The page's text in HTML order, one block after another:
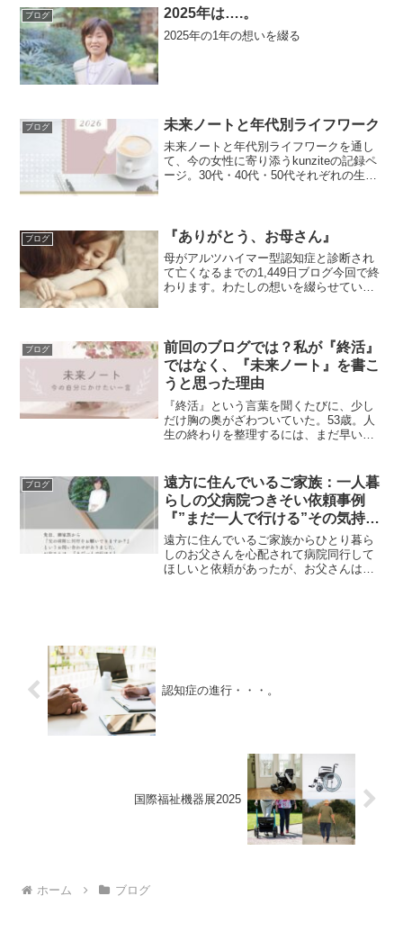
方をお届けいたします。
ブログ 2025年は….。
2025年の1年の想いを綴る
ブログ 未来ノートと年代別ライフワーク
未来ノートと年代別ライフワークを通し
て、今の女性に寄り添うkunziteの記録ペ
ージ。30代・40代・50代それぞれの生き
ブログ 『ありがとう、お母さん』
母がアルツハイマー型認知症と診断され
て亡くなるまでの1,449日ブログ今回で終
わります。わたしの想いを綴らせていた
ブログ
前回のブログでは？私が『終活』
ではなく、『未来ノート』を書こ
うと思った理由
『終活』という言葉を聞くたびに、少し
だけ胸の奥がざわついていた。53歳。人
生の終わりを整理するには、まだ早いき
ブログ
遠方に住んでいるご家族：一人暮
らしの父病院つきそい依頼事例
『”まだ一人で行ける”その気持ち
のそばで』
遠方に住んでいるご家族からひとり暮ら
しのお父さんを心配されて病院同行して
ほしいと依頼があったが、お父さんは
認知症の進行・・・。
国際福祉機器展2025
ホーム ブログ